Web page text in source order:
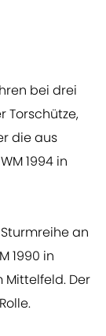
bei drei
Torschütze,
die aus
1994 in
an
1990 in
Der